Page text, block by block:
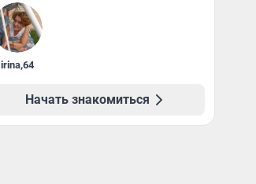
irina,64
Начать знакомиться